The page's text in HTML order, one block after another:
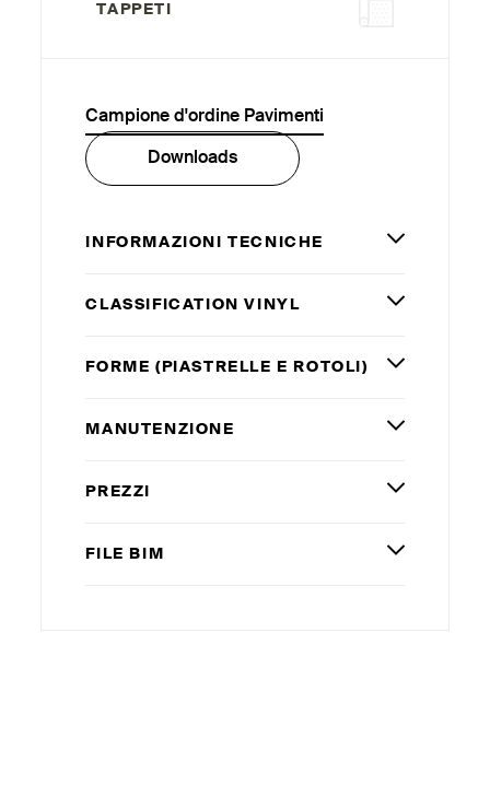
TAPPETI
Campione d'ordine Pavimenti
Downloads
INFORMAZIONI TECNICHE
CLASSIFICATION VINYL
FORME (PIASTRELLE E ROTOLI)
MANUTENZIONE
PREZZI
FILE BIM